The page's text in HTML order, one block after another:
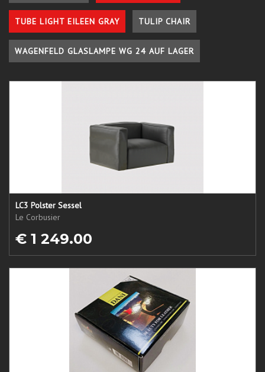
TUBE LIGHT EILEEN GRAY TULIP CHAIR
WAGENFELD GLASLAMPE WG 24 AUF LAGER
LC3 Polster Sessel
Le Corbusier
€ 1 249.00